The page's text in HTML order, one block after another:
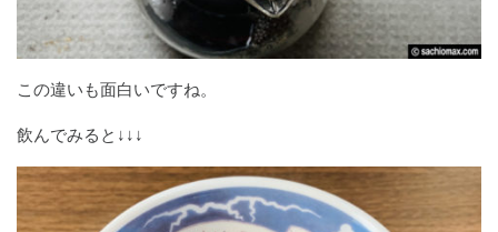
この違いも面白いですね。
飲んでみると↓↓↓